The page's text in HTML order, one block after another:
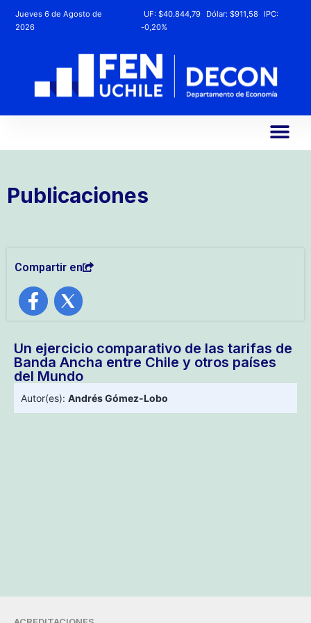
Jueves 6 de Agosto de
2026
UF:$40.844,79 Dólar:$911,58
IPC:
-0,20%
Publicaciones
Compartir en
Un ejercicio comparativo de las tarifas de
Banda Ancha entre Chile y otros países
del Mundo
Autor(es): Andrés Gómez-Lobo